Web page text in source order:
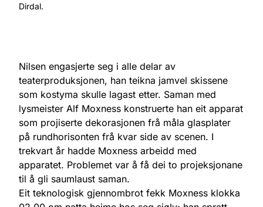
Dirdal.
Nilsen engasjerte seg i alle delar av
teaterproduksjonen, han teikna jamvel skissene
som kostyma skulle lagast etter. Saman med
lysmeister Alf Moxness konstruerte han eit apparat
som projiserte dekorasjonen frå måla glasplater
på rundhorisonten frå kvar side av scenen. I
trekvart år hadde Moxness arbeidd med
apparatet. Problemet var å få dei to projeksjonane
til å gli saumlaust saman.
Eit teknologisk gjennombrot fekk Moxness klokka